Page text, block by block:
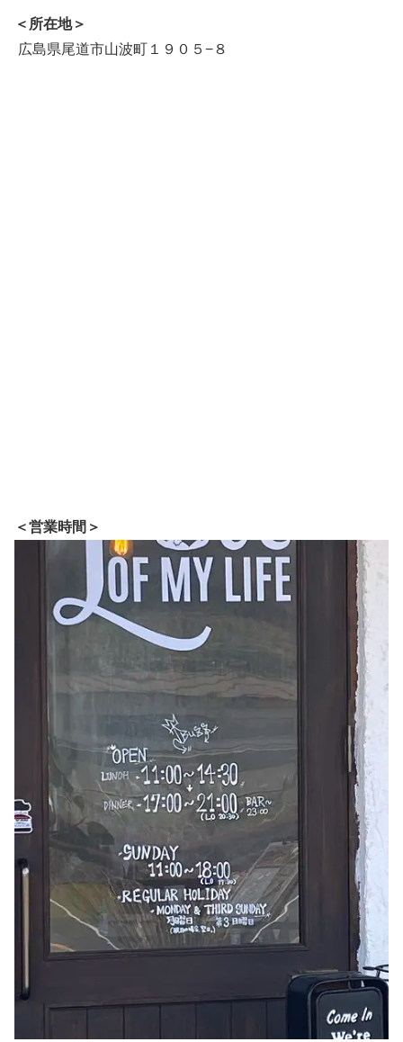
＜所在地＞
広島県尾道市山波町１９０５−８
＜営業時間＞